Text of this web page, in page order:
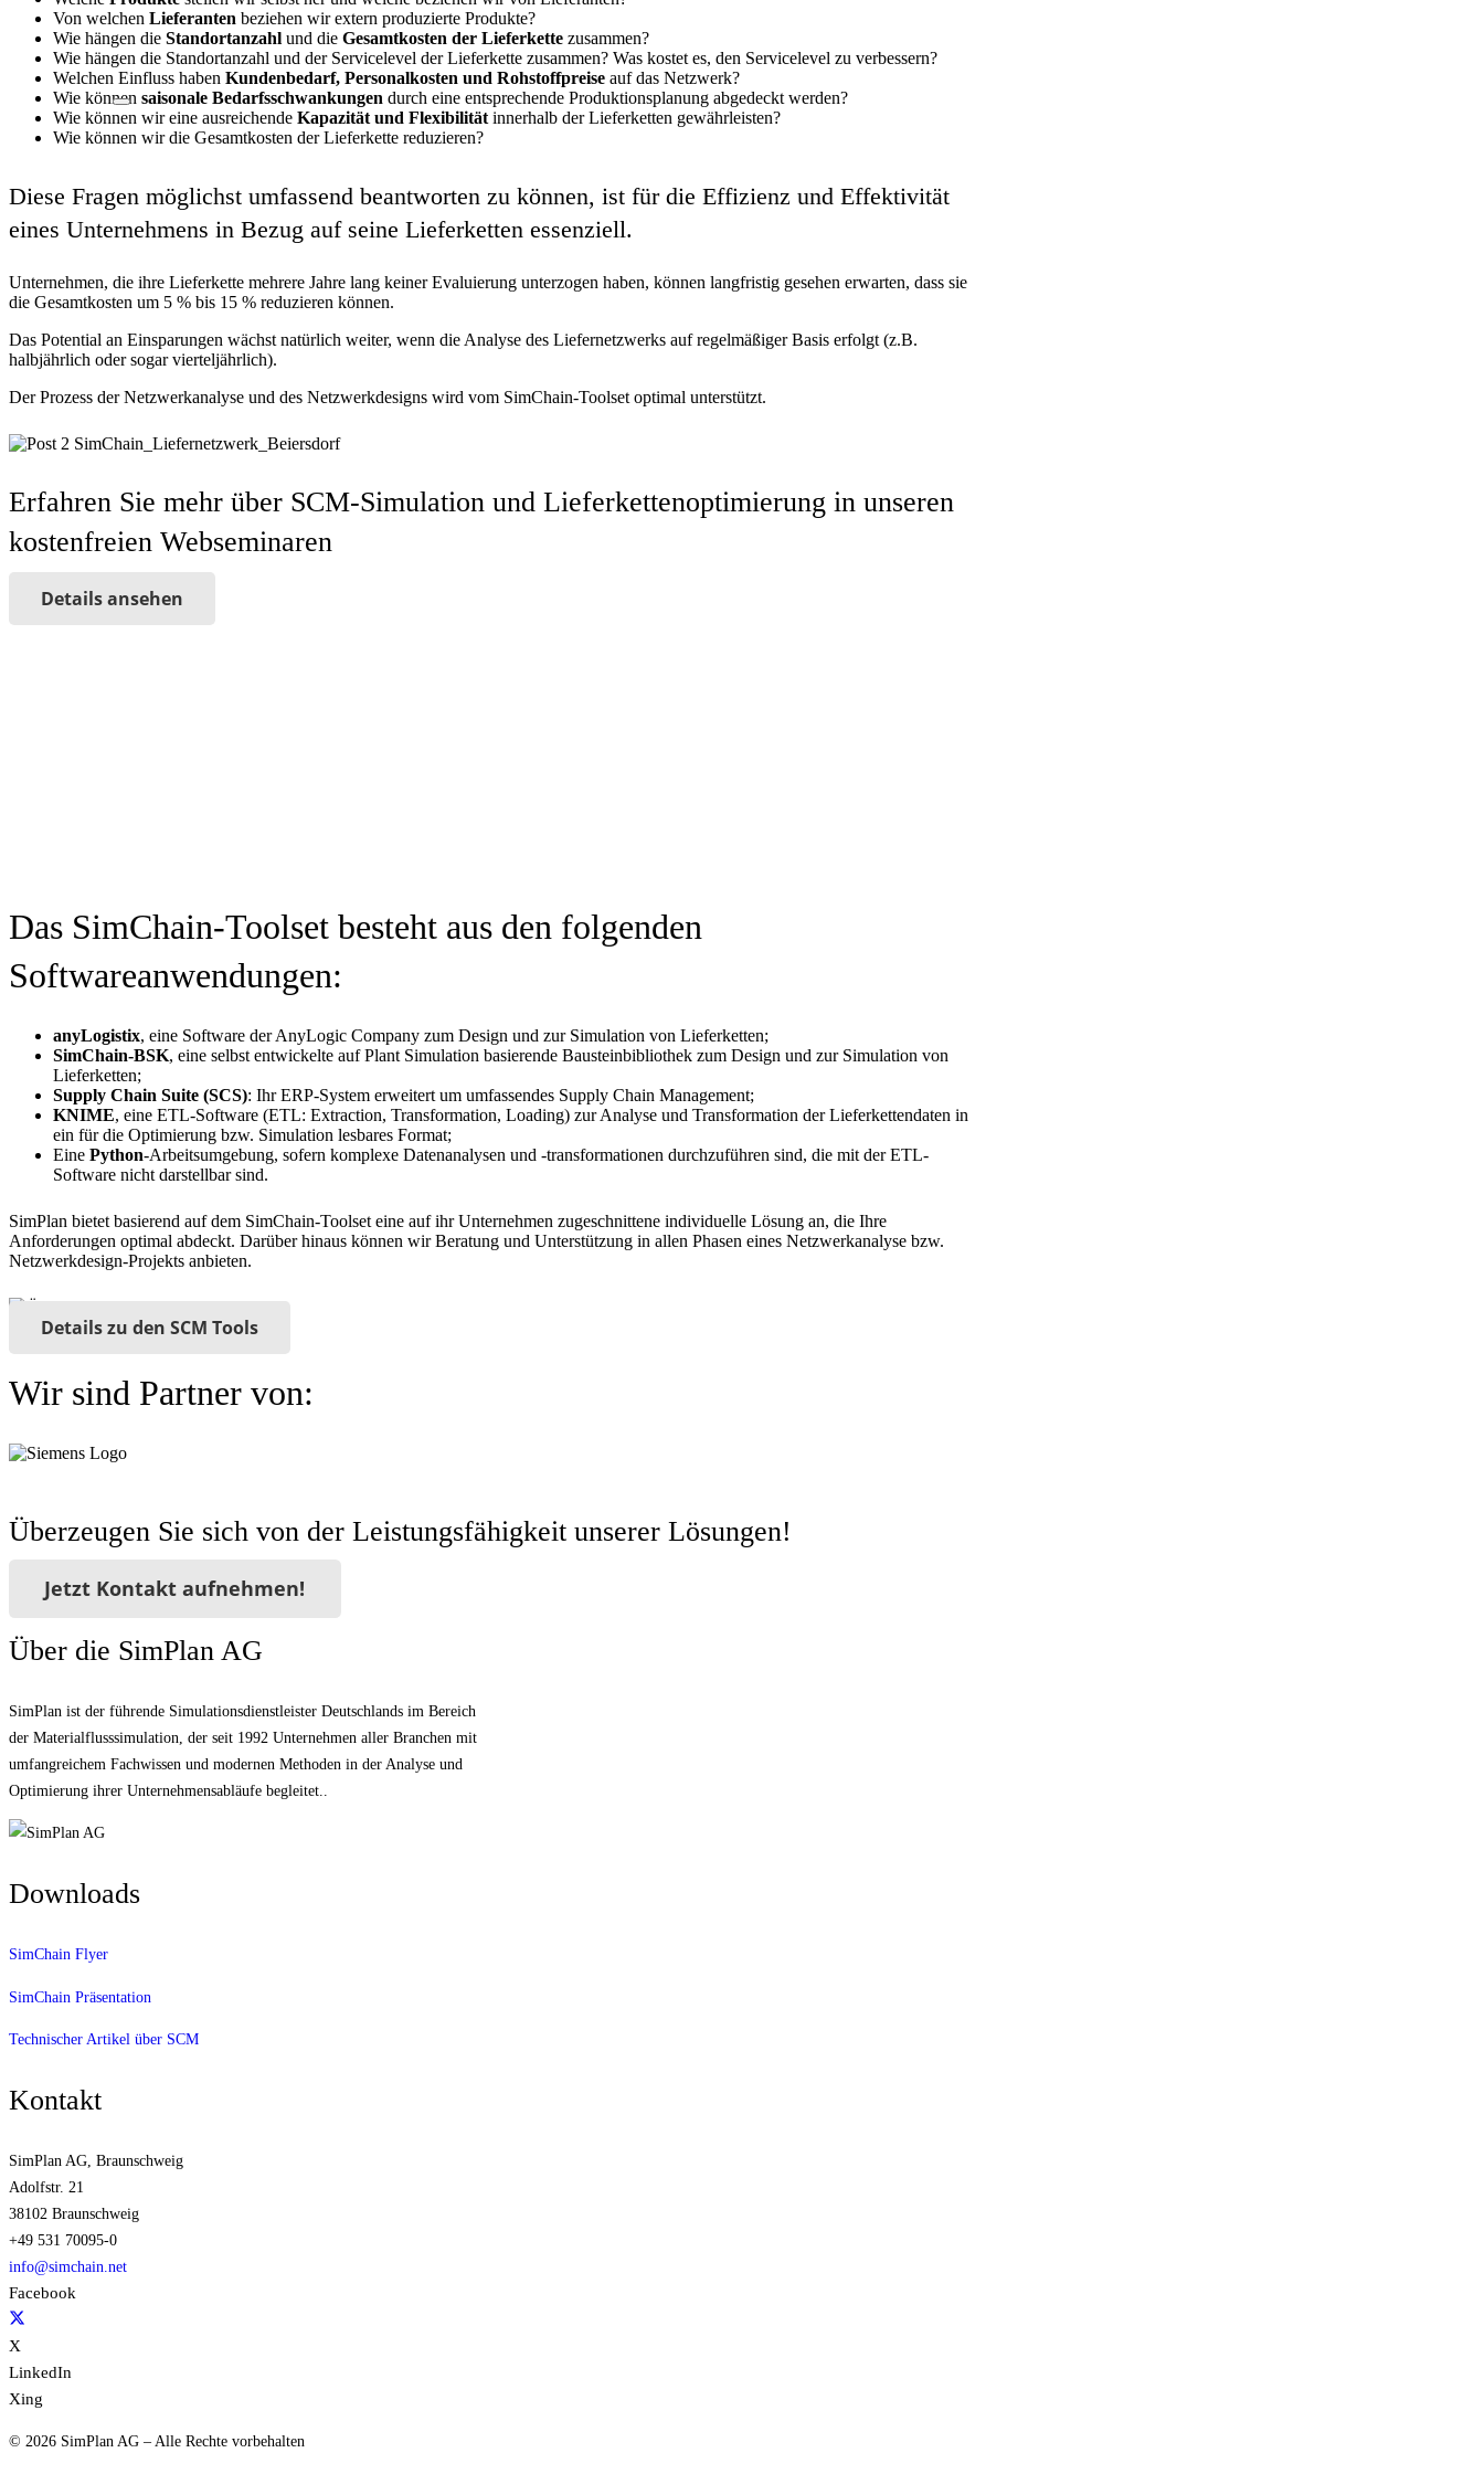
Von welchen Lieferanten beziehen wir extern produzierte Produkte?
Wie hängen die Standortanzahl und die Gesamtkosten der Lieferkette zusammen?
Wie hängen die Standortanzahl und der Servicelevel der Lieferkette zusammen? Was kostet es, den Servicelevel zu verbessern?
Welchen Einfluss haben Kundenbedarf, Personalkosten und Rohstoffpreise auf das Netzwerk?
Wie können saisonale Bedarfsschwankungen durch eine entsprechende Produktionsplanung abgedeckt werden?
Wie können wir eine ausreichende Kapazität und Flexibilität innerhalb der Lieferketten gewährleisten?
Wie können wir die Gesamtkosten der Lieferkette reduzieren?
Diese Fragen möglichst umfassend beantworten zu können, ist für die Effizienz und Effektivität
eines Unternehmens in Bezug auf seine Lieferketten essenziell.
Unternehmen, die ihre Lieferkette mehrere Jahre lang keiner Evaluierung unterzogen haben, können langfristig gesehen erwarten, dass sie
die Gesamtkosten um 5 % bis 15 % reduzieren können.
Das Potential an Einsparungen wächst natürlich weiter, wenn die Analyse des Liefernetzwerks auf regelmäßiger Basis erfolgt (z.B.
halbjährlich oder sogar vierteljährlich).
Der Prozess der Netzwerkanalyse und des Netzwerkdesigns wird vom SimChain-Toolset optimal unterstützt.
Erfahren Sie mehr über SCM-Simulation und Lieferkettenoptimierung in unseren
kostenfreien Webseminaren
Details ansehen
Das SimChain-Toolset besteht aus den folgenden
Softwareanwendungen:
anyLogistix, eine Software der AnyLogic Company zum Design und zur Simulation von Lieferketten;
SimChain-BSK, eine selbst entwickelte auf Plant Simulation basierende Bausteinbibliothek zum Design und zur Simulation von
Lieferketten;
Supply Chain Suite (SCS): Ihr ERP-System erweitert um umfassendes Supply Chain Management;
KNIME, eine ETL-Software (ETL: Extraction, Transformation, Loading) zur Analyse und Transformation der Lieferkettendaten in
ein für die Optimierung bzw. Simulation lesbares Format;
Eine Python-Arbeitsumgebung, sofern komplexe Datenanalysen und -transformationen durchzuführen sind, die mit der ETL-
Software nicht darstellbar sind.
SimPlan bietet basierend auf dem SimChain-Toolset eine auf ihr Unternehmen zugeschnittene individuelle Lösung an, die Ihre
Anforderungen optimal abdeckt. Darüber hinaus können wir Beratung und Unterstützung in allen Phasen eines Netzwerkanalyse bzw.
Netzwerkdesign-Projekts anbieten.
Details zu den SCM Tools
Wir sind Partner von:
Überzeugen Sie sich von der Leistungsfähigkeit unserer Lösungen!
Jetzt Kontakt aufnehmen!
Über die SimPlan AG
SimPlan ist der führende Simu­lationsdienstleister Deutschlands im Bereich
der Materialfluss­simulation, der seit 1992 Unternehmen aller Branchen mit
umfangreichem Fachwissen und modernen Methoden in der Analyse und
Optimierung ihrer Unternehmens­abläufe begleitet..
Downloads
SimChain Flyer
SimChain Präsentation
Technischer Artikel über SCM
Kontakt
SimPlan AG, Braunschweig
Adolfstr. 21
38102 Braunschweig
+49 531 70095-0
info@simchain.net
Facebook
X
LinkedIn
Xing
© 2026 SimPlan AG – Alle Rechte vorbehalten